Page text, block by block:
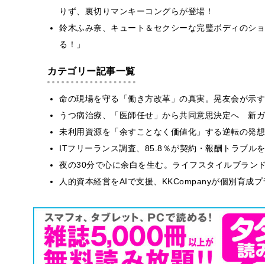
りず、裏切りマンキーコングらが登場！
鈴木ふみ奈、キュート＆セクシーな完璧ボディのシ
る！」
カテゴリー記事一覧
命の現場を守る「働き方改革」の真実。晃友会が示
うつ病治療、「医師任せ」から共同意思決定へ 新
未利用資源を「余すことなく価値化」する逆転の発
ITフリーランス調査、85.8％が契約・報酬トラブ
夜の30分で心に余白を生む。ライフスタイルブラン
人的資本経営をAIで支援、KKCompanyが個別育成